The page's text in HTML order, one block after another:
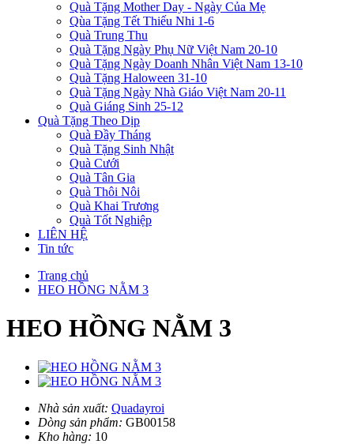
Quà Tặng Mother Day - Ngày Của Mẹ
Qùa Tặng Tết Thiếu Nhi 1-6
Quà Trung Thu
Quà Tặng Ngày Phụ Nữ Việt Nam 20-10
Quà Tặng Ngày Doanh Nhân Việt Nam 13-10
Quà Tặng Haloween 31-10
Quà Tặng Ngày Nhà Giáo Việt Nam 20-11
Quà Giáng Sinh 25-12
Quà Tặng Theo Dịp
Quà Đầy Tháng
Quà Tặng Sinh Nhật
Quà Cưới
Quà Tân Gia
Quà Thôi Nôi
Quà Khai Trương
Quà Tốt Nghiệp
LIÊN HỆ
Tin tức
Trang chủ
HEO HỒNG NẰM 3
HEO HỒNG NẰM 3
Nhà sản xuất: Quadayroi
Dòng sản phẩm: GB00158
Kho hàng: 10